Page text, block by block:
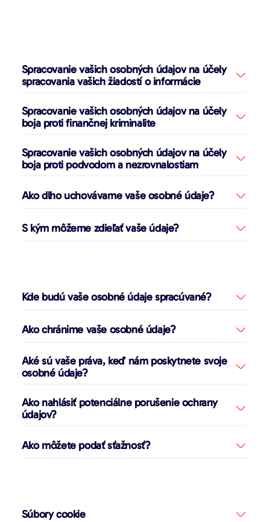
Spracovanie vašich osobných údajov na účely
spracovania vašich žiadostí o informácie
Spracovanie vašich osobných údajov na účely
boja proti finančnej kriminalite
Spracovanie vašich osobných údajov na účely
boja proti podvodom a nezrovnalostiam
Ako dlho uchovávame vaše osobné údaje?
S kým môžeme zdieľať vaše údaje?
Kde budú vaše osobné údaje spracúvané?
Ako chránime vaše osobné údaje?
Aké sú vaše práva, keď nám poskytnete svoje
osobné údaje?
Ako nahlásiť potenciálne porušenie ochrany
údajov?
Ako môžete podať sťažnosť?
Súbory cookie